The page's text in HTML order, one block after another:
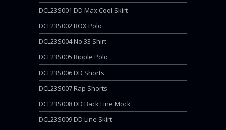
DCL23S001 DD Max Cool Skirt
DCL23S002 BOX Polo
DCL23S004 No.33 Shirt
DCL23S005 Ripple Polo
DCL23S006 DD Shorts
DCL23S007 Rap Shorts
DCL23S008 DD Back Line Mock
DCL23S009 DD Line Skirt